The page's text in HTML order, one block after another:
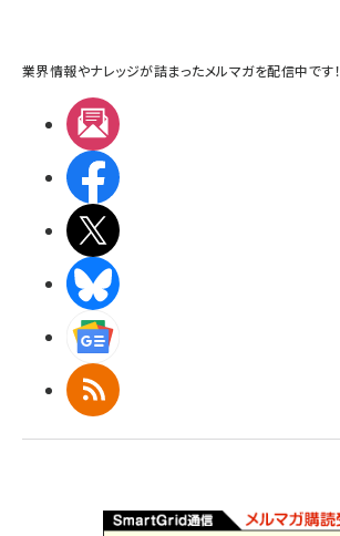
業界情報やナレッジが詰まったメルマガを配信中です！
RSS